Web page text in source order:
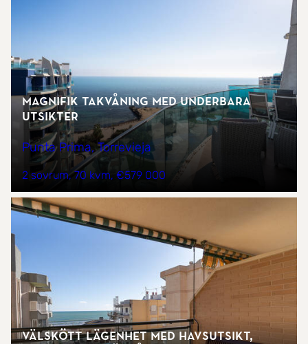
Magnifik takvåning med underbara
utsikter
Punta Prima, Torrevieja
2 sovrum 70 kvm €579 000
Välskött lägenhet med havsutsikt,